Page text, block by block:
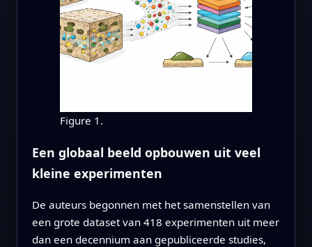
Figure 1.
Een globaal beeld opbouwen uit veel
kleine experimenten
De auteurs begonnen met het samenstellen van
een grote dataset van 418 experimenten uit meer
dan een decennium aan gepubliceerde studies,